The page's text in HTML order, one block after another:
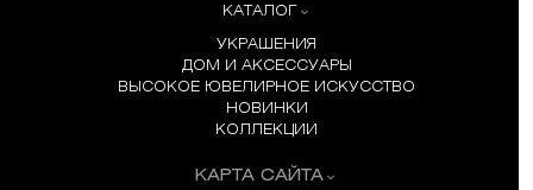
КАТАЛОГ
УКРАШЕНИЯ
ДОМ И АКСЕССУАРЫ
ВЫСОКОЕ ЮВЕЛИРНОЕ ИСКУССТВО
НОВИНКИ
КОЛЛЕКЦИИ
КАРТА САЙТА